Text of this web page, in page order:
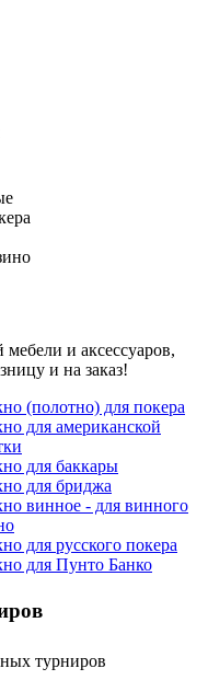
и аксессуаров,
и на заказ!
(полотно) для покера
для американской
для баккары
для бриджа
винное - для винного
для русского покера
для Пунто Банко
турниров